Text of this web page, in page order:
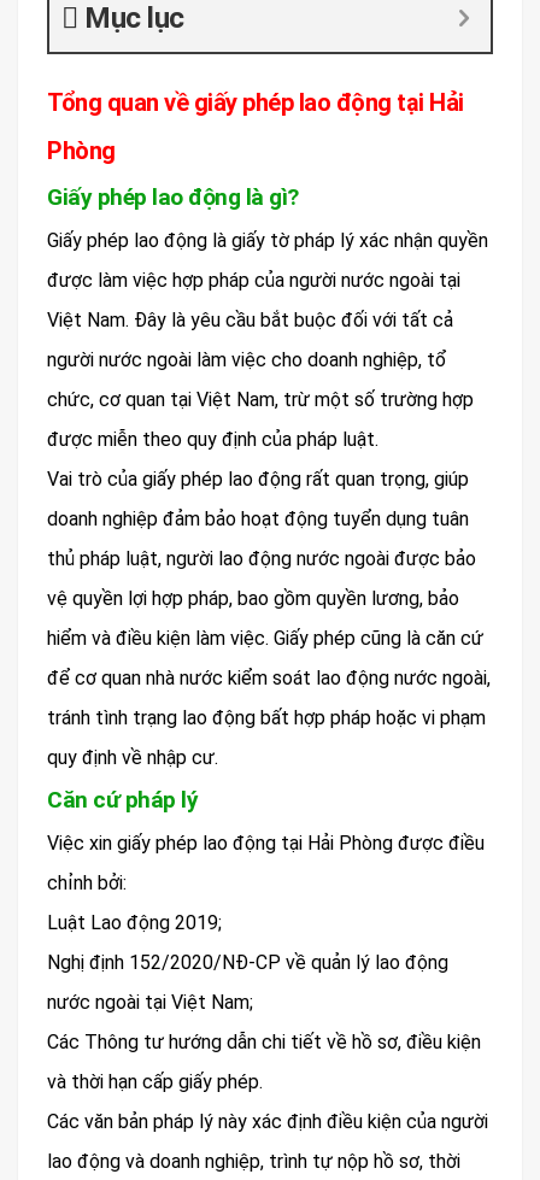
Mục lục
Tổng quan về giấy phép lao động tại Hải
Phòng
Giấy phép lao động là gì?
Giấy phép lao động là giấy tờ pháp lý xác nhận quyền
được làm việc hợp pháp của người nước ngoài tại
Việt Nam. Đây là yêu cầu bắt buộc đối với tất cả
người nước ngoài làm việc cho doanh nghiệp, tổ
chức, cơ quan tại Việt Nam, trừ một số trường hợp
được miễn theo quy định của pháp luật.
Vai trò của giấy phép lao động rất quan trọng, giúp
doanh nghiệp đảm bảo hoạt động tuyển dụng tuân
thủ pháp luật, người lao động nước ngoài được bảo
vệ quyền lợi hợp pháp, bao gồm quyền lương, bảo
hiểm và điều kiện làm việc. Giấy phép cũng là căn cứ
để cơ quan nhà nước kiểm soát lao động nước ngoài,
tránh tình trạng lao động bất hợp pháp hoặc vi phạm
quy định về nhập cư.
Căn cứ pháp lý
Việc xin giấy phép lao động tại Hải Phòng được điều
chỉnh bởi:
Luật Lao động 2019;
Nghị định 152/2020/NĐ-CP về quản lý lao động
nước ngoài tại Việt Nam;
Các Thông tư hướng dẫn chi tiết về hồ sơ, điều kiện
và thời hạn cấp giấy phép.
Các văn bản pháp lý này xác định điều kiện của người
lao động và doanh nghiệp, trình tự nộp hồ sơ, thời